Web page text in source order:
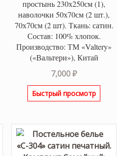
простынь 230х250см (1),
наволочки 50х70см (2 шт.),
70х70см (2 шт). Ткань: сатин.
Состав: 100% хлопок.
Производство: ТМ «Valtery»
(«Вальтери»), Китай
7,000₽
Быстрый просмотр